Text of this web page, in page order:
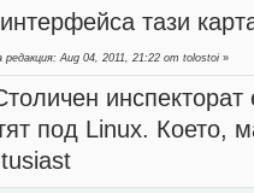
тази
редакция: Aug 04, 2011, 21:22 от tolostoi »
под Linux. Което,